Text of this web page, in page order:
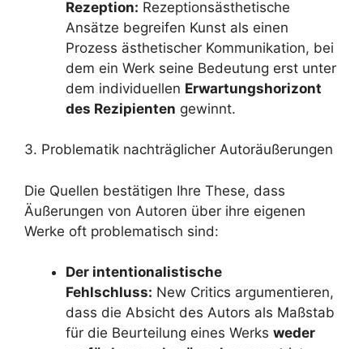
Rezeption: Rezeptionsästhetische
Ansätze begreifen Kunst als einen
Prozess ästhetischer Kommunikation, bei
dem ein Werk seine Bedeutung erst unter
dem individuellen Erwartungshorizont
des Rezipienten gewinnt.
3. Problematik nachträglicher Autoräußerungen
Die Quellen bestätigen Ihre These, dass
Äußerungen von Autoren über ihre eigenen
Werke oft problematisch sind:
Der intentionalistische
Fehlschluss: New Critics argumentieren,
dass die Absicht des Autors als Maßstab
für die Beurteilung eines Werks weder